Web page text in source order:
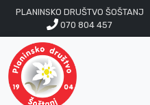
PLANINSKO DRUŠTVO ŠOŠTANJ
070 804 457